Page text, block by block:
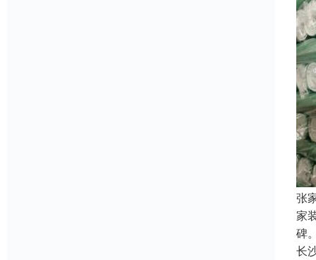
张
家
碑
长